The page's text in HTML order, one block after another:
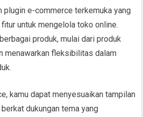
plugin e-commerce terkemuka yang
untuk mengelola toko online.
produk, mulai dari produk
menawarkan fleksibilitas dalam
kamu dapat menyesuaikan tampilan
dukungan tema yang